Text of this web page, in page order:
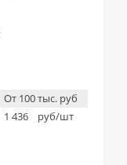
От 100 тыс. руб
1 436
руб/шт